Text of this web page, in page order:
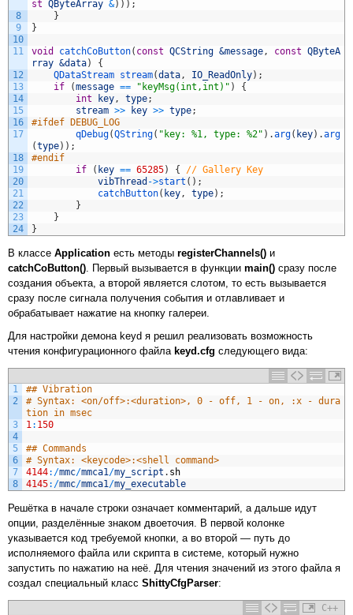
8
9
10
11
12
13
14
15
16
17
18
19
20
21
22
23
24
st QByteArray &) ) ) ;
}
}
void catchCoButton( const QCString &message, const QByteA
rray &data)
{
QDataStream stream(data, IO_ReadOnly) ;
if
(message == "keyMsg(int,int)" )
{
int
key, type;
stream >> key >> type;
#ifdef DEBUG_LOG
qDebug(QString( "key: %1, type: %2" ) .arg( key) .arg
(type) ) ;
#endif
if
( key == 65285) {
// Gallery Key
vibThread ->start ( ) ;
catchButton( key, type) ;
}
}
}
В классе Application есть методы registerChannels() и
catchCoButton(). Первый вызывается в функции main() сразу после
создания объекта, а второй является слотом, то есть вызывается
сразу после сигнала получения события и отлавливает и
обрабатывает нажатие на кнопку галереи.
Для настройки демона keyd я решил реализовать возможность
чтения конфигурационного файла keyd.cfg следующего вида:
1
2
3
4
5
6
7
8
## Vibration
# Syntax: <on/off>:<duration>, 0 - off, 1 - on, :x - dura
tion in msec
1: 150
## Commands
# Syntax: <keycode>:<shell command>
4144: /mmc/mmca1/my_script . sh
4145: /mmc/mmca1/my_executable
Решётка в начале строки означает комментарий, а дальше идут
опции, разделённые знаком двоеточия. В первой колонке
указывается код требуемой кнопки, а во второй — путь до
исполняемого файла или скрипта в системе, который нужно
запустить по нажатию на неё. Для чтения значений из этого файла я
создал специальный класс ShittyCfgParser:
C++